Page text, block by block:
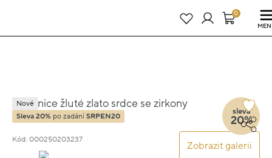
23 dní : 3h : 29m : 45s 0
Náušnice žluté zlato srdce se zirkony
1.5cm 2.5g
Kód: 000250203237
Zobrazit galerii
Nové
Sleva 20% po zadání SRPEN20
sleva
20%